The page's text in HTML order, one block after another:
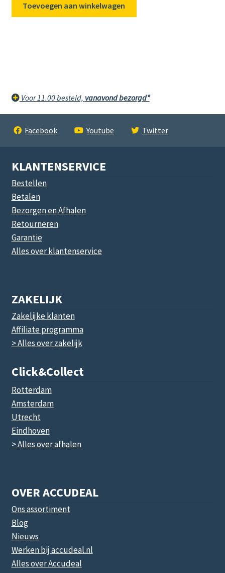
Toevoegen aan winkelwagen
Voor 11.00 besteld, vanavond bezorgd*
Facebook Youtube Twitter
KLANTENSERVICE
Bestellen
Betalen
Bezorgen en Afhalen
Retourneren
Garantie
Alles over klantenservice
ZAKELIJK
Zakelijke klanten
Affiliate programma
> Alles over zakelijk
Click&collect
Rotterdam
Amsterdam
Utrecht
Eindhoven
> Alles over afhalen
OVER ACCUDEAL
Ons assortiment
Blog
Nieuws
Werken bij accudeal.nl
Alles over Accudeal